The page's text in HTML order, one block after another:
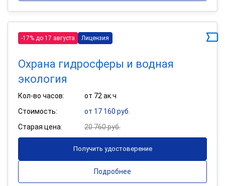
-17% до 17 августа Лицензия
Охрана гидросферы и водная
экология
Кол-во часов:
от 72 ак.ч
Стоимость:
от 17 160 руб.
Старая цена:
20 760 руб.
Получить удостоверение
Подробнее